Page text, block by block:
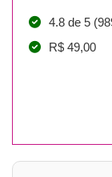
4.8 de 5
R$ 49,00